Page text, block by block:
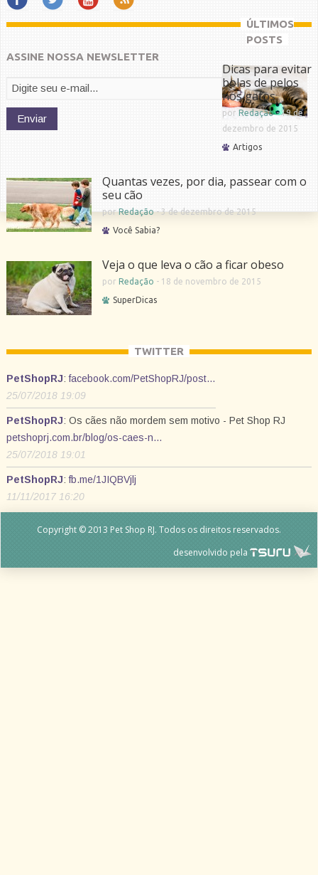
ASSINE NOSSA NEWSLETTER
ÚLTIMOS
POSTS
Dicas para evitar
bolas de pelos
nos gatos
por Redação-19 de
dezembro de 2015
Artigos
Quantas vezes, por dia, passear com o
seu cão
porRedação-3 de dezembro de 2015
Você Sabia?
Veja o que leva o cão a ficar obeso
por Redação - 18 de novembro de 2015
SuperDicas
TWITTER
PetShopRJ:facebook.com/PetShopRJ/post…
25/07/2018 19:09
PetShopRJ: Os cães não mordem sem motivo - Pet Shop RJ
petshoprj.com.br/blog/os-caes-n…
25/07/2018 19:01
PetShopRJ:fb.me/1JIQBVjlj
11/11/2017 16:20
Copyright © 2013 Pet Shop RJ. Todos os direitos reservados.
desenvolvido pela